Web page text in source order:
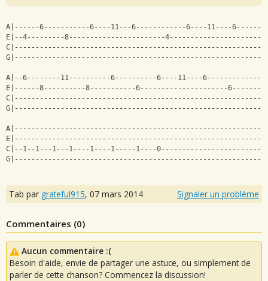
A|------6-----------6----11---6------------6----11----
E|--4---------8-----------------------4-----------------------
A|--6--------11----------6----------6----11----
E|------8----------8-----------6---------------------
C|--1--1---1---1----1----1-----1----
Tab par grateful915, 07 mars 2014 Signaler un problème
Commentaires (0)
Aucun commentaire :(
Besoin d'aide, envie de partager une astuce, ou simplement de
parler de cette chanson? Commencez la discussion!